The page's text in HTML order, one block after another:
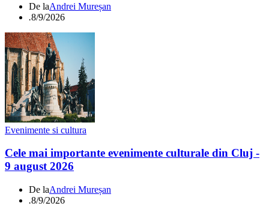
De laAndrei Mureșan
.8/9/2026
Evenimente si cultura
Cele mai importante evenimente culturale din Cluj -
9 august 2026
De laAndrei Mureșan
.8/9/2026